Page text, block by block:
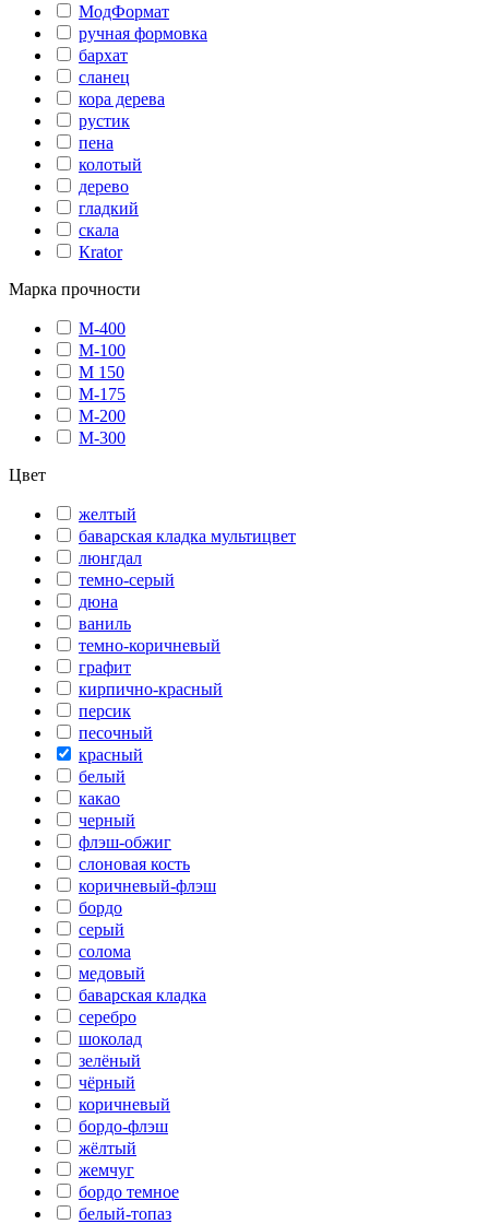
МодФормат
ручная формовка
бархат
сланец
кора дерева
рустик
пена
колотый
дерево
гладкий
скала
Кrator
Марка прочности
М-400
М-100
М 150
М-175
М-200
М-300
Цвет
желтый
баварская кладка мультицвет
люнгдал
темно-серый
дюна
ваниль
темно-коричневый
графит
кирпично-красный
персик
песочный
красный
белый
какао
черный
флэш-обжиг
слоновая кость
коричневый-флэш
бордо
серый
солома
медовый
баварская кладка
серебро
шоколад
зелёный
чёрный
коричневый
бордо-флэш
жёлтый
жемчуг
бордо темное
белый-топаз